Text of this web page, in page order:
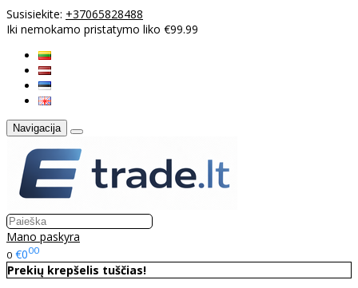
Susisiekite: +37065828488
Iki nemokamo pristatymo liko €99.99
Navigacija
Mano paskyra
0 €000
Prekių krepšelis tuščias!